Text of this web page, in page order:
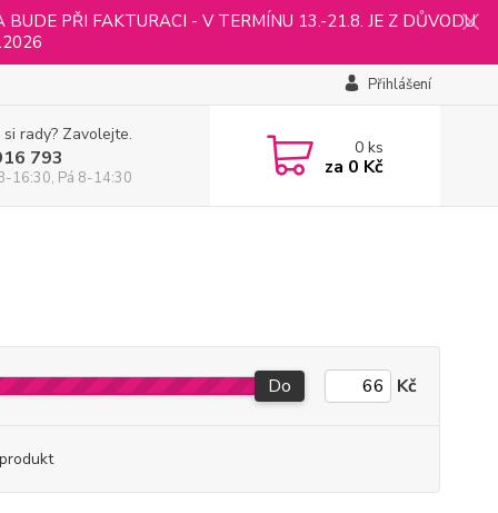
PŘI FAKTURACI - V TERMÍNU 13.-21.8. JE Z DŮVODU
Přihlášení
rady? Zavolejte.
793
16:30, Pá 8-14:30
0ks
za 0 Kč
Do Kč